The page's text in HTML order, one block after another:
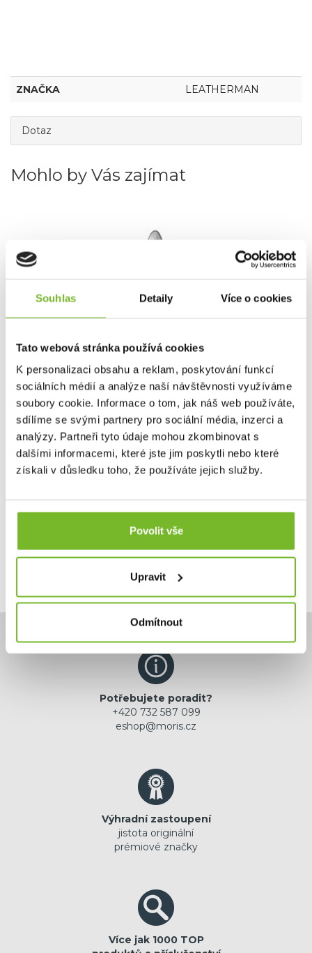
Souhlas Detaily Více o cookies
Tato webová stránka používá cookies
K personalizaci obsahu a reklam, poskytování funkcí
sociálních médií a analýze naší návštěvnosti využíváme
soubory cookie. Informace o tom, jak náš web používáte,
sdílíme se svými partnery pro sociální média, inzerci a
analýzy. Partneři tyto údaje mohou zkombinovat s
dalšími informacemi, které jste jim poskytli nebo které
získali v důsledku toho, že používáte jejich služby.
Povolit vše
Upravit
Odmítnout
ZNAČKA LEATHERMAN
Dotaz
Mohlo by Vás zajímat
Leatherman Signal Diamantový brousek -
Yellow
Součástí outdoorového speciálu Leatherman SIGNAL je
také spe...
15,01 €
Potřebujete poradit?
+420 732 587 099
eshop@moris.cz
Výhradní zastoupení
jistota originální
prémiové značky
Více jak 1000 TOP